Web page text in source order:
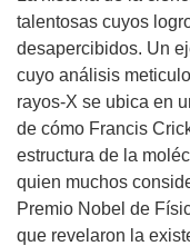
talentosas cuyos
desapercibidos. Un
cuyo análisis
rayos-X se ubica en
de cómo Francis
estructura de la
quien muchos
Premio Nobel de
que revelaron la